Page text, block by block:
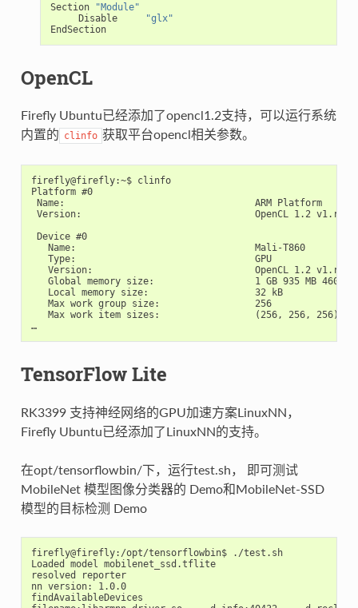
Section
"Module"
     Disable
"glx"
EndSection
OpenCL
Firefly Ubuntu已经添加了opencl1.2支持，可以运行系统
内置的 clinfo 获取平台opencl相关参数。
firefly@firefly:~$ clinfo
Platform #0
Name:                                  ARM Platform
Version:                               OpenCL 1.2 v1.r14p0-
Device #0
   Name:                                Mali-T860
   Type:                                GPU
Version:                             OpenCL 1.2
   Global memory size:                  1 GB 935 MB 460 kB
   Local memory size:                   32 kB
   Max work group size:                 256
   Max work item sizes:                 (256, 256, 256)
…
TensorFlow Lite
RK3399 支持神经网络的GPU加速方案LinuxNN，
Firefly Ubuntu已经添加了LinuxNN的支持。
在opt/tensorflowbin/下，运行test.sh， 即可测试
MobileNet 模型图像分类器的 Demo和MobileNet-SSD
模型的目标检测 Demo
firefly@firefly:/opt/tensorflowbin$ ./test.sh
Loaded model mobilenet_ssd.tflite
resolved reporter
nn version: 1.0.0
findAvailableDevices